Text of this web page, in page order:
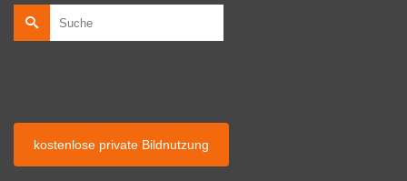
nach:
kostenlose private Bildnutzung